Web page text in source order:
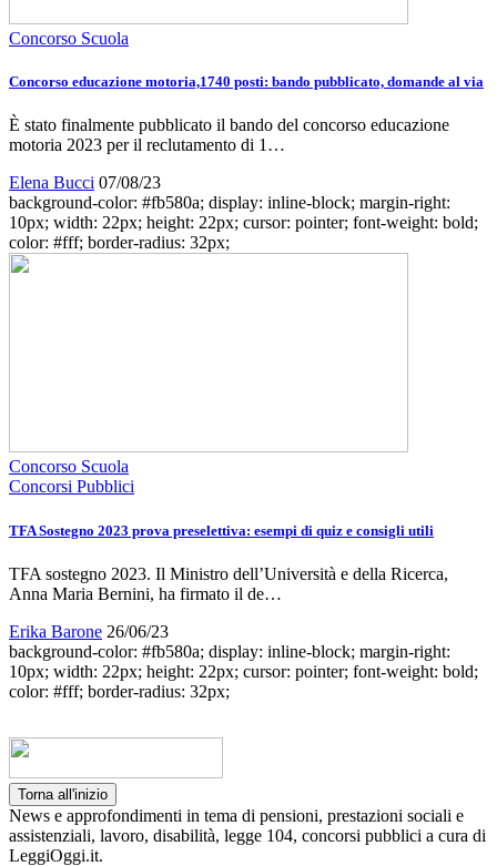
Concorso Scuola
Concorso educazione motoria,1740 posti: bando pubblicato, domande al via
È stato finalmente pubblicato il bando del concorso educazione
motoria 2023 per il reclutamento di 1…
Elena Bucci 07/08/23
background-color: #fb580a; display: inline-block; margin-right:
10px; width: 22px; height: 22px; cursor: pointer; font-weight: bold;
color: #fff; border-radius: 32px;
Concorso Scuola
Concorsi Pubblici
TFA Sostegno 2023 prova preselettiva: esempi di quiz e consigli utili
TFA sostegno 2023. Il Ministro dell’Università e della Ricerca,
Anna Maria Bernini, ha firmato il de…
Erika Barone 26/06/23
background-color: #fb580a; display: inline-block; margin-right:
10px; width: 22px; height: 22px; cursor: pointer; font-weight: bold;
color: #fff; border-radius: 32px;
Torna all'inizio
News e approfondimenti in tema di pensioni, prestazioni sociali e
assistenziali, lavoro, disabilità, legge 104, concorsi pubblici a cura di
LeggiOggi.it.